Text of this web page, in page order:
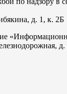
д. 1, к. 2Б
д.